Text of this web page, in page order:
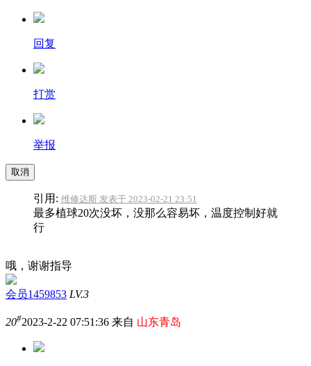
回复
打赏
举报
取消
引用: 维修达斯 发表于 2023-02-21 23:51
最多植球20次没坏，没那么容易坏，温度控制好就
行
哦，谢谢指导
会员1459853 LV.3
20#2023-2-22 07:51:36 来自 山东青岛